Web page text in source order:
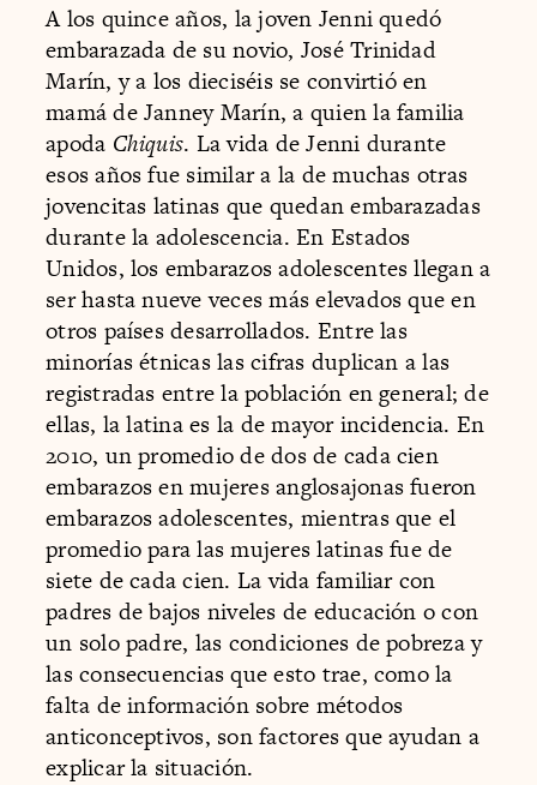
A los quince años, la joven Jenni quedó
embarazada de su novio, José Trinidad
Marín, y a los dieciséis se convirtió en
mamá de Janney Marín, a quien la familia
apoda Chiquis. La vida de Jenni durante
esos años fue similar a la de muchas otras
jovencitas latinas que quedan embarazadas
durante la adolescencia. En Estados
Unidos, los embarazos adolescentes llegan a
ser hasta nueve veces más elevados que en
otros países desarrollados. Entre las
minorías étnicas las cifras duplican a las
registradas entre la población en general; de
ellas, la latina es la de mayor incidencia. En
2010, un promedio de dos de cada cien
embarazos en mujeres anglosajonas fueron
embarazos adolescentes, mientras que el
promedio para las mujeres latinas fue de
siete de cada cien. La vida familiar con
padres de bajos niveles de educación o con
un solo padre, las condiciones de pobreza y
las consecuencias que esto trae, como la
falta de información sobre métodos
anticonceptivos, son factores que ayudan a
explicar la situación.